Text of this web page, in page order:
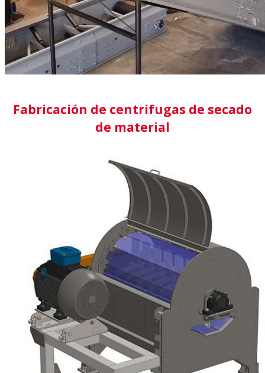
Fabricación de centrifugas de secado
de material